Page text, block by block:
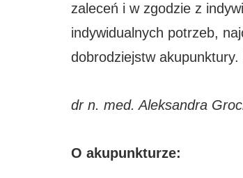
zaleceń i w zgodzie z
indywidualnych potrzeb,
dobrodziejstw akupunktury.
dr n. med. Aleksandra
O akupunkturze: